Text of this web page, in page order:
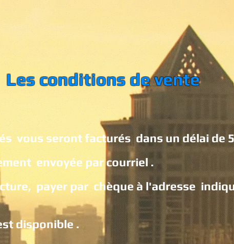
Les conditions de vente
vous seront facturés dans un délai de
envoyée par courriel .
payer par chèque à l'adresse
disponible .